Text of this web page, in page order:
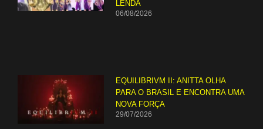
LENDA
06/08/2026
EQUILIBRIVM II: ANITTA OLHA
PARA O BRASIL E ENCONTRA UMA
NOVA FORÇA
29/07/2026